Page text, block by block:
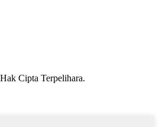
Cipta Terpelihara.